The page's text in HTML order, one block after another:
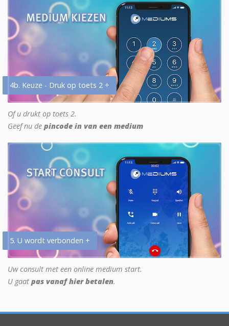
4b. Keuze - Druk op toets 2 +
Of u drukt op toets 2.
Geef nu de pincode in van een medium
5. U wordt verbonden +
Uw consult met een online medium start.
U gaat pas vanaf hier betalen.